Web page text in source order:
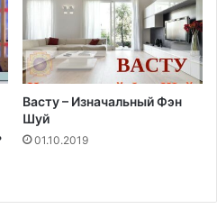
Васту – Изначальный Фэн
Шуй
01.10.2019